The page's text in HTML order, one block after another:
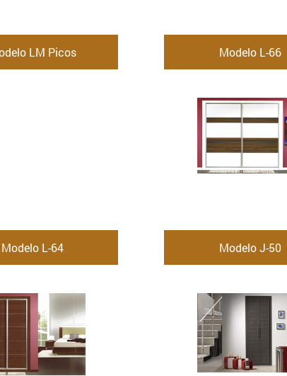
LM Picos Modelo L-66
Modelo L-64 Modelo J-50